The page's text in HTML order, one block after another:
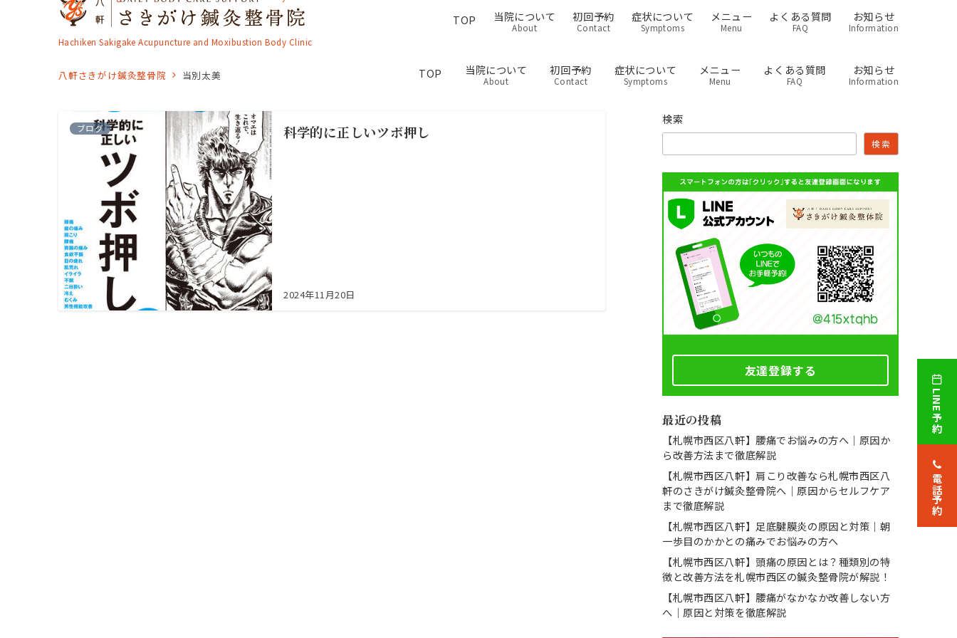
Hachiken Sakigake Acupuncture and Moxibustion Body Clinic
TOP 当院について
About
初回予約
Contact
症状について
Symptoms
メニュー
Menu
よくある質問
FAQ
お知らせ
Information
TOP 当院について
About
初回予約
Contact
症状について
Symptoms
メニュー
Menu
よくある質問
FAQ
お知らせ
Information
八軒さきがけ鍼灸整骨院 当別太美
ブログ 科学的に正しいツボ押し
2024年11月20日
検索
検索
友達登録する
最近の投稿
【札幌市西区八軒】腰痛でお悩みの方へ｜原因か
ら改善方法まで徹底解説
【札幌市西区八軒】肩こり改善なら札幌市西区八
軒のさきがけ鍼灸整骨院へ｜原因からセルフケア
まで徹底解説
【札幌市西区八軒】足底腱膜炎の原因と対策｜朝
一歩目のかかとの痛みでお悩みの方へ
【札幌市西区八軒】頭痛の原因とは？種類別の特
徴と改善方法を札幌市西区の鍼灸整骨院が解説！
【札幌市西区八軒】腰痛がなかなか改善しない方
へ｜原因と対策を徹底解説
LINE予約
電話予約